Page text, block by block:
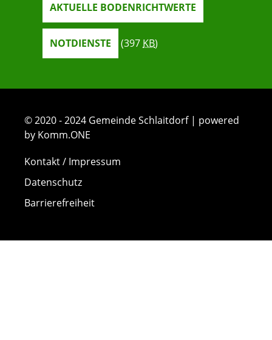
AKTUELLE BODENRICHTWERTE
NOTDIENSTE (397 KB)
© 2020 - 2024 Gemeinde Schlaitdorf | powered
by Komm.ONE
Kontakt / Impressum
Datenschutz
Barrierefreiheit